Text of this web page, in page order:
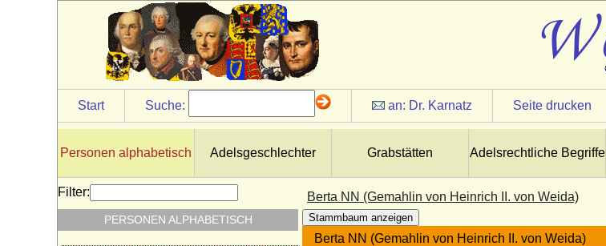
Start Suche: an: Dr. Karnatz Seite drucken
Personen alphabetisch Adelsgeschlechter Grabstätten Adelsrechtliche Begriffe
Berta NN (Gemahlin von Heinrich II. von Weida)
Stammbaum anzeigen
Berta NN (Gemahlin von Heinrich II. von Weida)
Filter:
PERSONEN ALPHABETISCH
Bernhardine Rump
* 28.05.1780; + 22.01.1849
Bernhardine von Kalben
* 28.06.1822; + 07.03.1900
Bernhardine von Kerssenbrock
* 16.12.1805; + 26.01.1834
Bernhardine von Sass
Bernhardine von Waldburg zu Wolfegg
* 11.01.1772; + 06.07.1835
Bernolf von Gemmingen zu Bürg
+ 1609
Berta Czuber (Bertha Czuber)
* 05.12.1879; + 05.07.1979